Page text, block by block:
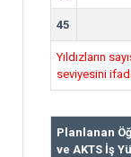
45
Yıldızların
seviyesini
Planlanan
ve AKTS İş